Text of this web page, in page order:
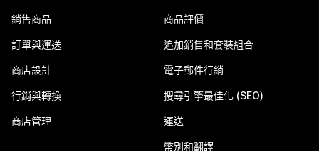
銷售商品
訂單與運送
商店設計
行銷與轉換
商店管理
商品評價
追加銷售和套裝組合
電子郵件行銷
搜尋引擎最佳化 (SEO)
運送
幣別和翻譯